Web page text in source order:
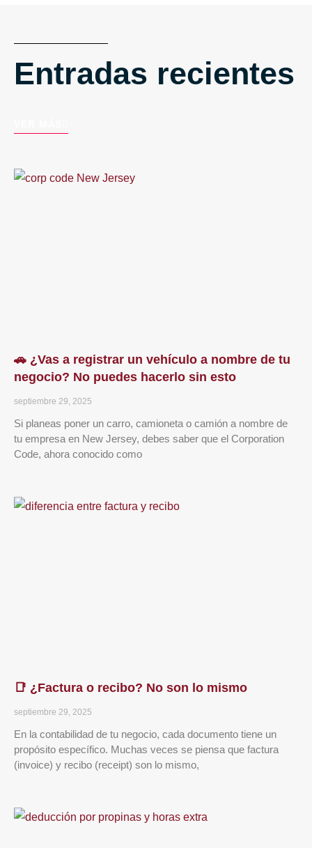
Entradas recientes
🚗 ¿Vas a registrar un vehículo a nombre de tu
negocio? No puedes hacerlo sin esto
septiembre 29, 2025
Si planeas poner un carro, camioneta o camión a nombre de
tu empresa en New Jersey, debes saber que el Corporation
Code, ahora conocido como
📑 ¿Factura o recibo? No son lo mismo
septiembre 29, 2025
En la contabilidad de tu negocio, cada documento tiene un
propósito específico. Muchas veces se piensa que factura
(invoice) y recibo (receipt) son lo mismo,